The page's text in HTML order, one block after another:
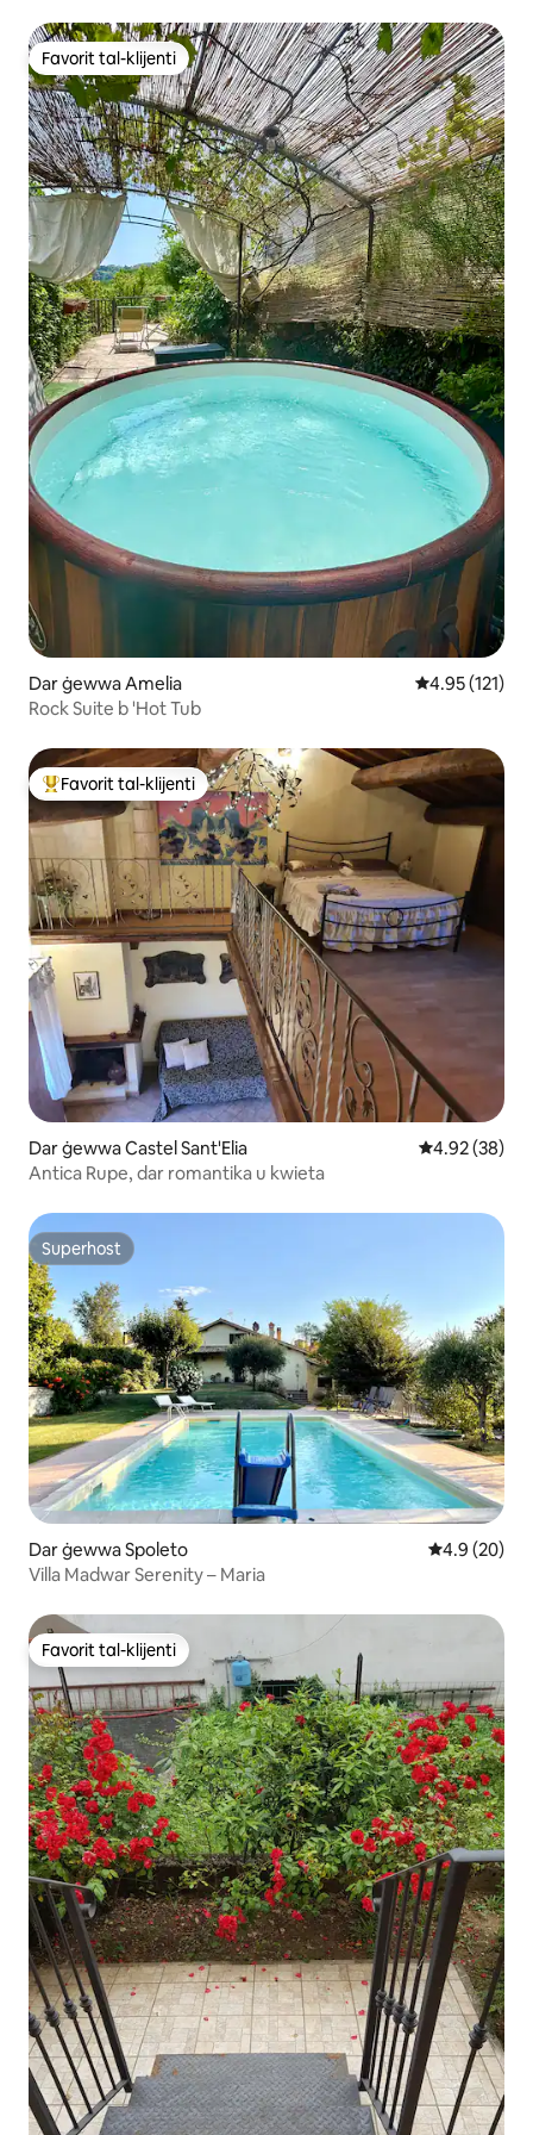
Favorit tal-klijenti
Favorit tal-klijenti
Dar ġewwa Amelia Rating medju
4.95 (121)
Rock Suite b 'Hot Tub
Wieħed mill-aqwa favoriti tal-klijenti
Favorit tal-klijenti
Dar ġewwa Castel Sant'Elia Rating medju
4.92 (38)
Antica Rupe, dar romantika u kwieta
Superhost
Superhost
Dar ġewwa Spoleto Rating
4.9 (20)
Villa Madwar Serenity – Maria
Favorit tal-klijenti
Favorit tal-klijenti